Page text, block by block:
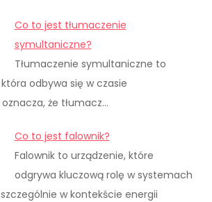
Co to jest tłumaczenie
symultaniczne?
Tłumaczenie symultaniczne to
odbywa się w czasie
że tłumacz…
Co to jest falownik?
Falownik to urządzenie, które
odgrywa kluczową rolę w systemach
w kontekście energii